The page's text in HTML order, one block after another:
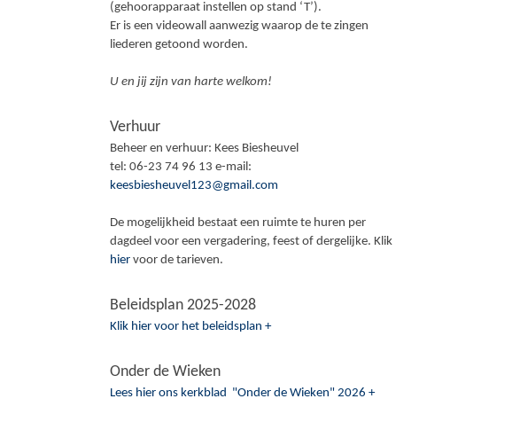
(gehoorapparaat instellen op stand ‘T’).
Er is een videowall aanwezig waarop de te zingen
liederen getoond worden.
U en jij zijn van harte welkom!
Verhuur
Beheer en verhuur: Kees Biesheuvel
tel: 06-23 74 96 13 e-mail:
keesbiesheuvel123@gmail.com
De mogelijkheid bestaat een ruimte te huren per
dagdeel voor een vergadering, feest of dergelijke. Klik
hier voor de tarieven.
Beleidsplan 2025-2028
Klik hier voor het beleidsplan +
Onder de Wieken
Lees hier ons kerkblad "Onder de Wieken" 2026 +